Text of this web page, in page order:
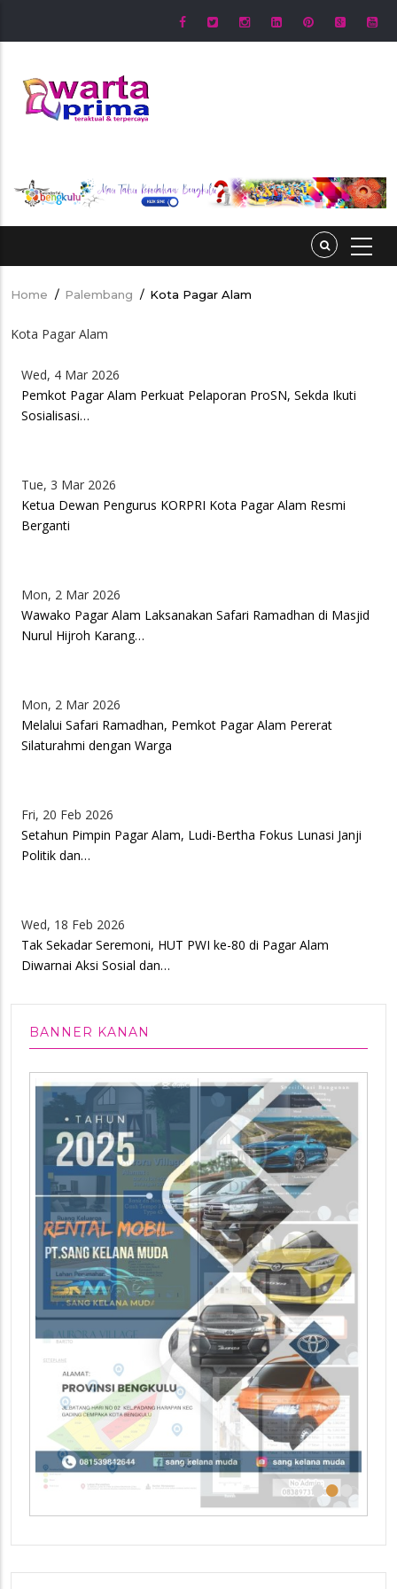
Breadcrumb
Home / Palembang / Kota Pagar Alam
Kota Pagar Alam
Wed, 4 Mar 2026
Pemkot Pagar Alam Perkuat Pelaporan ProSN, Sekda Ikuti
Sosialisasi…
Tue, 3 Mar 2026
Ketua Dewan Pengurus KORPRI Kota Pagar Alam Resmi
Berganti
Mon, 2 Mar 2026
Wawako Pagar Alam Laksanakan Safari Ramadhan di Masjid
Nurul Hijroh Karang…
Mon, 2 Mar 2026
Melalui Safari Ramadhan, Pemkot Pagar Alam Pererat
Silaturahmi dengan Warga
Fri, 20 Feb 2026
Setahun Pimpin Pagar Alam, Ludi-Bertha Fokus Lunasi Janji
Politik dan…
Wed, 18 Feb 2026
Tak Sekadar Seremoni, HUT PWI ke-80 di Pagar Alam
Diwarnai Aksi Sosial dan…
BANNER KANAN
•••